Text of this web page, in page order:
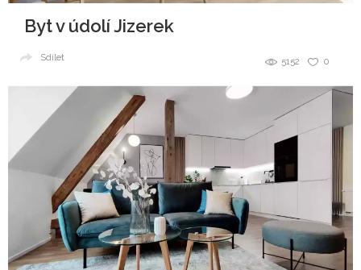
Byt v údolí Jizerek
0
5152
Sdílet